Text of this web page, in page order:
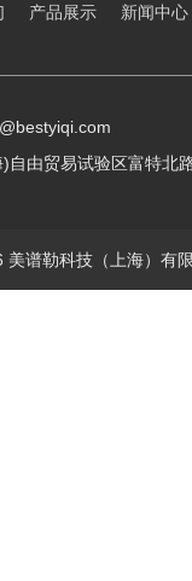
产品展示 新闻中心
自由贸易试验区富特北
美谱勒科技（上海）